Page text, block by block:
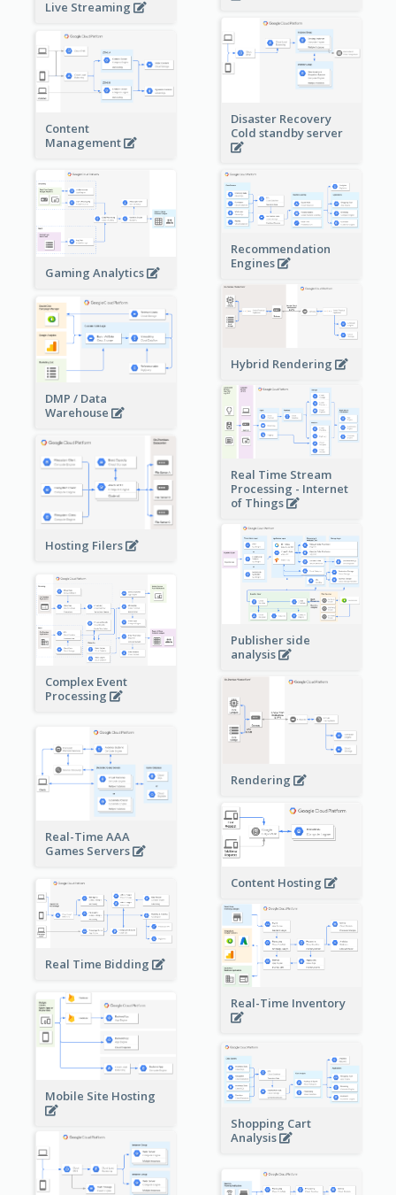
Live Streaming
Disaster Recovery
Cold standby server
Content
Management
Gaming Analytics
Recommendation
Engines
Hybrid Rendering
DMP / Data
Warehouse
Real Time Stream
Processing - Internet
of Things
Hosting Filers
Publisher side
analysis
Complex Event
Processing
Rendering
Real-Time AAA
Games Servers
Content Hosting
Real Time Bidding
Real-Time Inventory
Mobile Site Hosting
Shopping Cart
Analysis